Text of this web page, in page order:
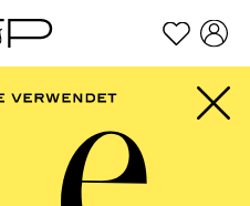
Zum Footer springen